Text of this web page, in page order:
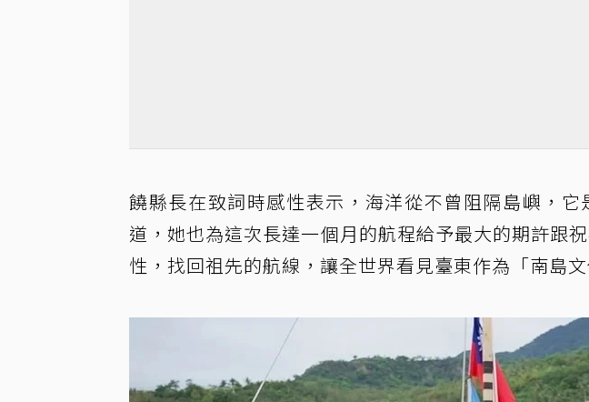
饒縣長在致詞時感性表示，海洋從不曾阻隔島嶼，
道，她也為這次長達一個月的航程給予最大的期許跟
性，找回祖先的航線，讓全世界看見臺東作為「南島